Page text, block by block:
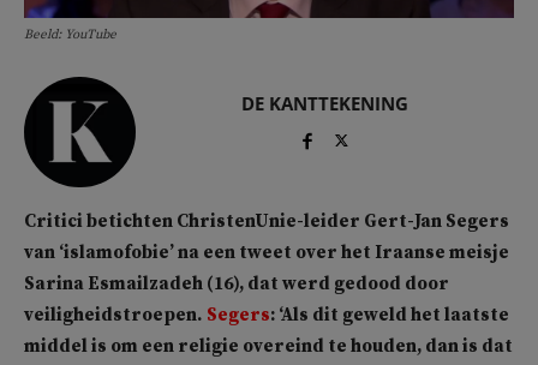
Beeld: YouTube
DE KANTTEKENING
Critici betichten ChristenUnie-leider Gert-Jan Segers
van ‘islamofobie’ na een tweet over het Iraanse meisje
Sarina Esmailzadeh (16), dat werd gedood door
veiligheidstroepen. Segers: ‘Als dit geweld het laatste
middel is om een religie overeind te houden, dan is dat